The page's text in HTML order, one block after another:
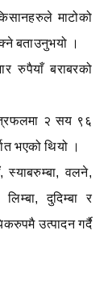
माटोको
बताउनुभयो ।
रुपैयाँ बराबरको
२ सय ९६
भएको थियो ।
स्याबरुम्बा, वलने,
दुदिम्बा र
उत्पादन गर्दै